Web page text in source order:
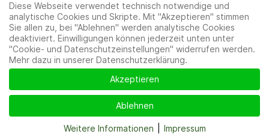
Diese Webseite verwendet technisch notwendige und
analytische Cookies und Skripte. Mit "Akzeptieren" stimmen
Sie allen zu, bei "Ablehnen" werden analytische Cookies
deaktiviert. Einwilligungen können jederzeit unten unter
"Cookie- und Datenschutzeinstellungen" widerrufen werden.
Mehr dazu in unserer Datenschutzerklärung.
Akzeptieren
Ablehnen
Weitere Informationen Impressum